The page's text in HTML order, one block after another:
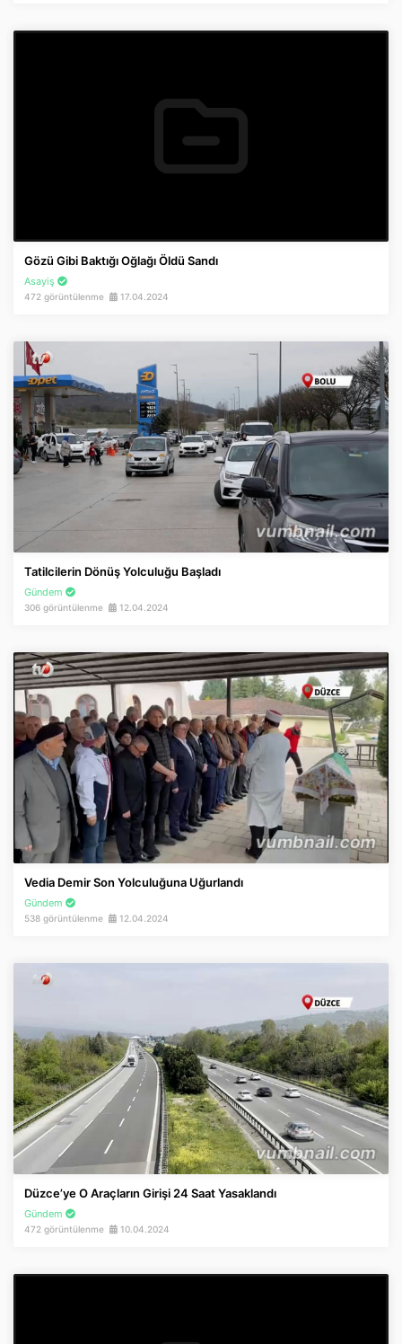
Gözü Gibi Baktığı Oğlağı Öldü Sandı
Asayiş
472 görüntülenme 17.04.2024
Tatilcilerin Dönüş Yolculuğu Başladı
Gündem
306 görüntülenme 12.04.2024
Vedia Demir Son Yolculuğuna Uğurlandı
Gündem
538 görüntülenme 12.04.2024
Düzce’ye O Araçların Girişi 24 Saat Yasaklandı
Gündem
472 görüntülenme 10.04.2024